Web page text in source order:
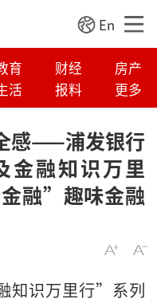
En
育 财经
房产
活 报料 更多
感——浦发银行
融知识万里
融”趣味金融
知识万里行”系列